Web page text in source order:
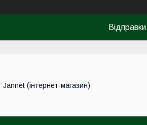
Jannet (інтернет-магазин)